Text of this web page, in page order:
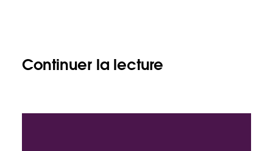
Continuer la lecture